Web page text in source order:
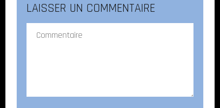
LAISSER UN COMMENTAIRE